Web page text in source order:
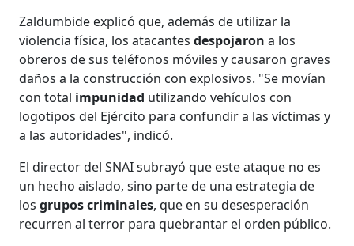
Zaldumbide explicó que, además de utilizar la
violencia física, los atacantesdespojarona los
obreros de sus teléfonos móviles y causaron graves
daños a la construcción con explosivos. "Se movían
con total impunidad utilizando vehículos con
logotipos del Ejército para confundir a las víctimas y
a las autoridades", indicó.
El director del SNAI subrayó que este ataque no es
un hecho aislado, sino parte de una estrategia de
losgrupos criminales, que en su desesperación
recurren al terror para quebrantar el orden público.